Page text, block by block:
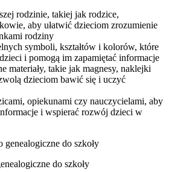
rodzinie, takiej jak rodzice,
aby ułatwić dzieciom zrozumienie
rodziny
symboli, kształtów i kolorów, które
i pomogą im zapamiętać informacje
materiały, takie jak magnesy, naklejki
dzieciom bawić się i uczyć
opiekunami czy nauczycielami, aby
i wspierać rozwój dzieci w
do szkoły